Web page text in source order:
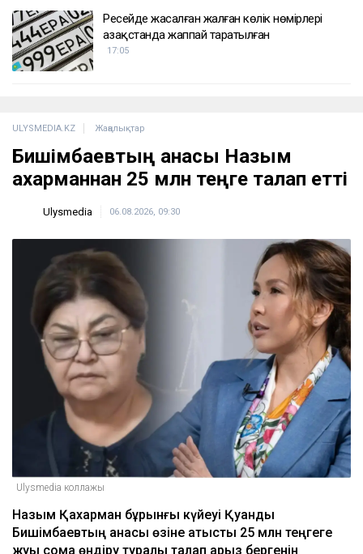
Нұрай Серікбайдың өлімі: Шерхан Аймаханнан
10 млрд теңге өтемақы талап етілді
алты рет аукционға шығарылып, ақыры
сатылды
Ресейде жасалған жалған көлік нөмірлері
17:05
ULYSMEDIA.KZ Жаңалықтар
Бишімбаевтың анасы Назым
Қахарманнан 25 млн теңге талап етті
Ulysmedia